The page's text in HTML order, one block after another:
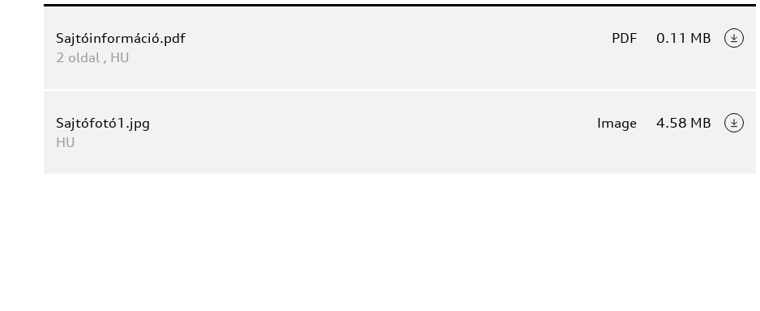
Sajtóinformáció.pdf
2 oldal, HU
PDF 0.11 MB
Sajtófotó1.jpg
HU
Image 4.58 MB